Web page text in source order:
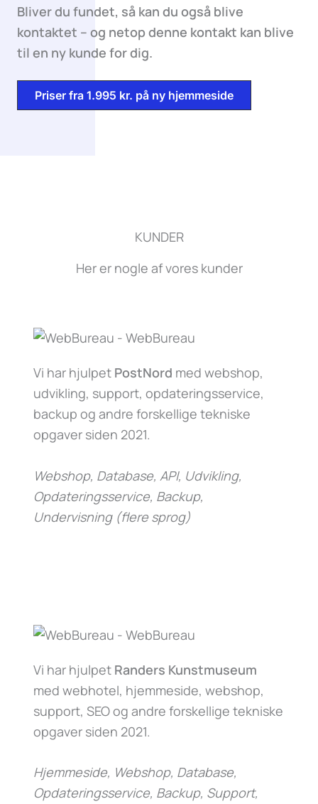
Bliver du fundet, så kan du også blive
kontaktet – og netop denne kontakt kan blive
til en ny kunde for dig.
Priser fra 1.995 kr. på ny hjemmeside
KUNDER
Her er nogle af vores kunder
Vi har hjulpet PostNord med webshop,
udvikling, support, opdateringsservice,
backup og andre forskellige tekniske
opgaver siden 2021.
Webshop, Database, API, Udvikling,
Opdateringsservice, Backup,
Undervisning (flere sprog)
Vi har hjulpet Randers Kunstmuseum
med webhotel, hjemmeside, webshop,
support, SEO og andre forskellige tekniske
opgaver siden 2021.
Hjemmeside, Webshop, Database,
Opdateringsservice, Backup, Support,